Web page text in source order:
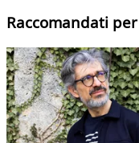
Raccomandati